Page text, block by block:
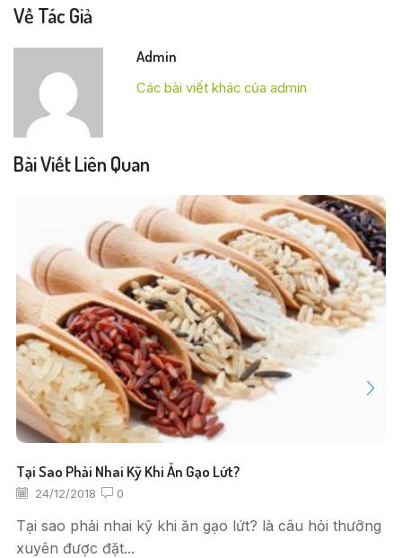
Về Tác Giả
Admin
Các bài viết khác của admin
Bài Viết Liên Quan
Tại Sao Phải Nhai Kỹ Khi Ăn Gạo Lứt?
24/12/2018 0
Tại sao phải nhai kỹ khi ăn gạo lứt? là câu hỏi thưỡng
xuyên được đặt...